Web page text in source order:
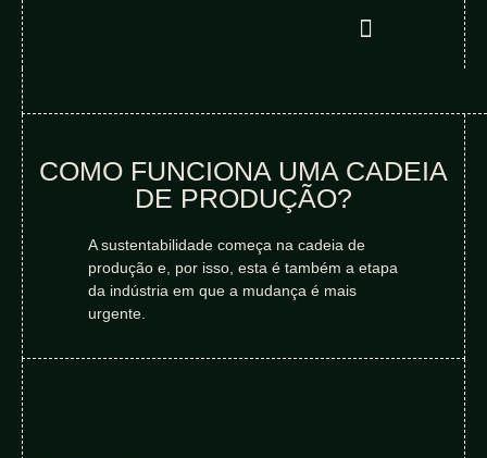
COMO FUNCIONA UMA CADEIA
DE PRODUÇÃO?
A sustentabilidade começa na cadeia de
produção e, por isso, esta é também a etapa
da indústria em que a mudança é mais
urgente.